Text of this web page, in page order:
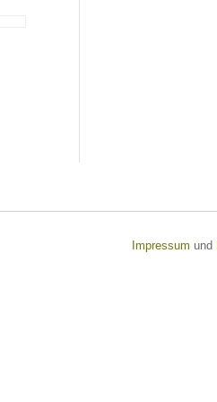
Impressum und